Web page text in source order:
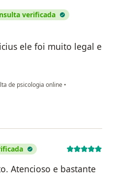
verificada
ele foi muito legal e
de psicologia online •
Atencioso e bastante